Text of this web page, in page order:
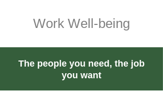
Work Well-being
The people you need, the job
you want